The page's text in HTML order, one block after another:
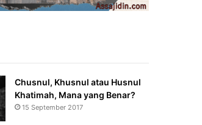
Chusnul, Khusnul atau Husnul
Khatimah, Mana yang Benar?
15 September 2017